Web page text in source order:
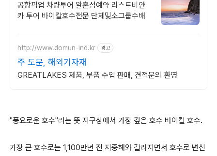
공항픽업 차량투어 알혼섬예약 리스트비얀
카 투어 바이칼호수전문 단체및소그룹수배
http://www.domun-ind.kr 광고
주 도문, 해외기자재
GREATLAKES 제품, 부품 수입 판매, 견적문의 환영
"풍요로운 호수"라는 뜻 지구상에서 가장 깊은 호수 바이칼 호수.
가장 큰 호수로는 1,100만년 전 지중해와 갈라지면서 호수로 변신